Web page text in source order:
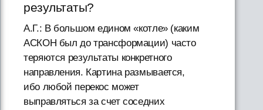
результаты?
А.Г.: В большом едином «котле» (каким
АСКОН был до трансформации) часто
теряются результаты конкретного
направления. Картина размывается,
ибо любой перекос может
выправляться за счет соседних